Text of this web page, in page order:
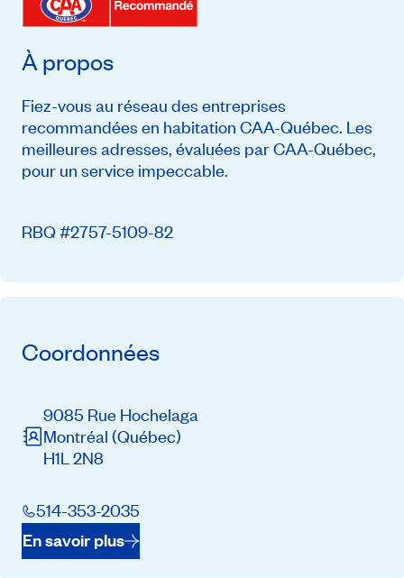
À propos
Fiez-vous au réseau des entreprises
recommandées en habitation CAA-Québec. Les
meilleures adresses, évaluées par CAA-Québec,
pour un service impeccable.
RBQ #2757-5109-82
Coordonnées
9085 Rue Hochelaga
Montréal (Québec)
H1L 2N8
514-353-2035
En savoir plus